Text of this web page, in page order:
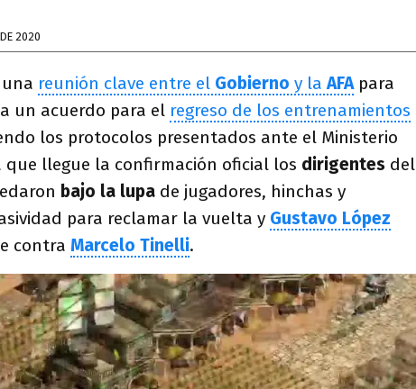
2020
reunión clave entre el Gobierno y la AFApara
un acuerdo para el regreso de los entrenamientos
los protocolos presentados ante el Ministerio
que llegue la confirmación oficial los dirigentes del
bajo la lupa de jugadores, hinchas y
para reclamar la vuelta y Gustavo López
contra Marcelo Tinelli.